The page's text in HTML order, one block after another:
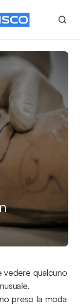
vedere qualcuno
preso la moda